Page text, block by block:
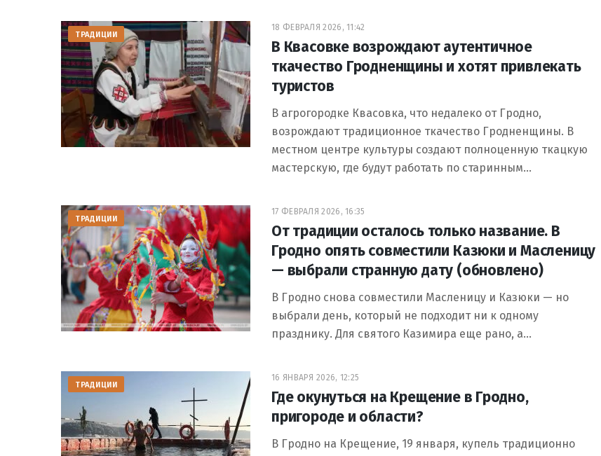
ТРАДИЦИИ
18 ФЕВРАЛЯ 2026, 11:42
В Квасовке возрождают аутентичное
ткачество Гродненщины и хотят привлекать
туристов
В агрогородке Квасовка, что недалеко от Гродно,
возрождают традиционное ткачество Гродненщины. В
местном центре культуры создают полноценную ткацкую
мастерскую, где будут работать по старинным…
ТРАДИЦИИ
17 ФЕВРАЛЯ 2026, 16:35
От традиции осталось только название. В
Гродно опять совместили Казюки и Масленицу
— выбрали странную дату (обновлено)
В Гродно снова совместили Масленицу и Казюки — но
выбрали день, который не подходит ни к одному
празднику. Для святого Казимира еще рано, а…
ТРАДИЦИИ
16 ЯНВАРЯ 2026, 12:25
Где окунуться на Крещение в Гродно,
пригороде и области?
В Гродно на Крещение, 19 января, купель традиционно